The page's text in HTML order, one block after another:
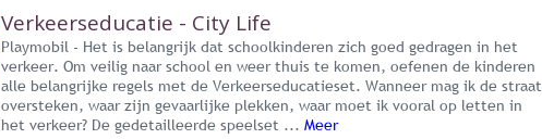
Verkeerseducatie - City Life
Playmobil - Het is belangrijk dat schoolkinderen zich goed gedragen in het
verkeer. Om veilig naar school en weer thuis te komen, oefenen de kinderen
alle belangrijke regels met de Verkeerseducatieset. Wanneer mag ik de straat
oversteken, waar zijn gevaarlijke plekken, waar moet ik vooral op letten in
het verkeer? De gedetailleerde speelset ... Meer